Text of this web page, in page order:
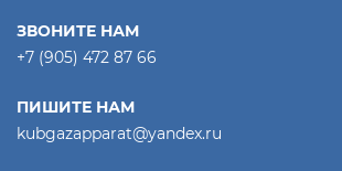
ЗВОНИТЕ НАМ
+7 (905) 472 87 66
ПИШИТЕ НАМ
kubgazapparat@yandex.ru